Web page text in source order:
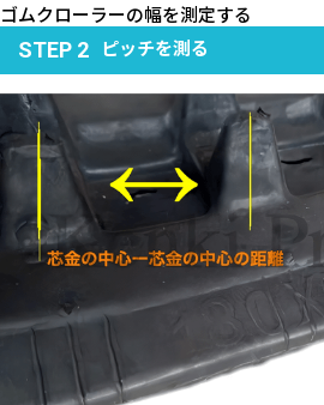
ゴムクローラーの幅を測定する
STEP 2 ピッチを測る